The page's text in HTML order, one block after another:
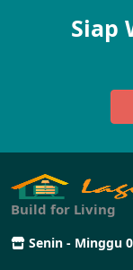
Siap
Build for Living
Senin - Minggu